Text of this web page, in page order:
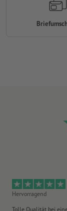
Hervorragend
Tolle Qualität bei